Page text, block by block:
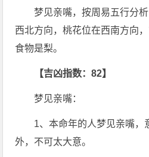
梦见亲嘴，按周易五行分
西北方向，桃花位在西南方向
食物是梨。
【吉凶指数：82】
梦见亲嘴：
1、本命年的人梦见亲嘴，
外，不可太大意。